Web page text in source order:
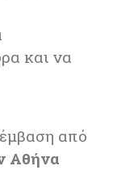
και να
από
Αθήνα